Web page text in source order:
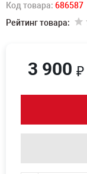
Код товара: 686587
Рейтинг товара:
3 900 ₽